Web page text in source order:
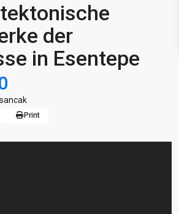
der
in Esentepe
Print